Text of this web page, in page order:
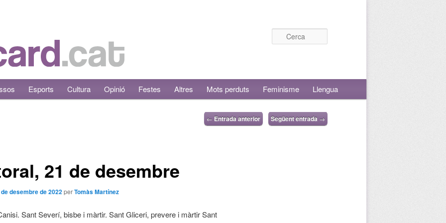
Esports Cultura Opinió Festes Altres Mots perduts Feminisme Llengua
← Entrada anterior Següent entrada →
21 de desembre
desembre de 2022perTomàs Martínez
Sant Severí, bisbe i màrtir. Sant Gliceri, prevere i màrtir Sant